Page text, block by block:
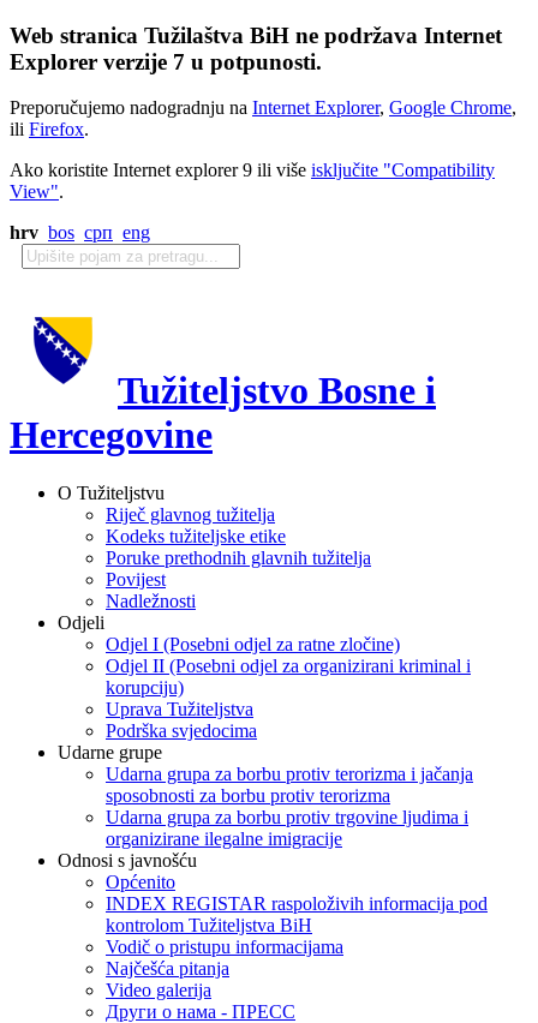
Web stranica Tužilaštva BiH ne podržava Internet
Explorer verzije 7 u potpunosti.
Preporučujemo nadogradnju na Internet Explorer, Google Chrome,
ili Firefox.
Ako koristite Internet explorer 9 ili više isključite "Compatibility
View".
hrv bos срп eng
Tužiteljstvo Bosne i
Hercegovine
O Tužiteljstvu
Riječ glavnog tužitelja
Kodeks tužiteljske etike
Poruke prethodnih glavnih tužitelja
Povijest
Nadležnosti
Odjeli
Odjel I (Posebni odjel za ratne zločine)
Odjel II (Posebni odjel za organizirani kriminal i
korupciju)
Uprava Tužiteljstva
Podrška svjedocima
Udarne grupe
Udarna grupa za borbu protiv terorizma i jačanja
sposobnosti za borbu protiv terorizma
Udarna grupa za borbu protiv trgovine ljudima i
organizirane ilegalne imigracije
Odnosi s javnošću
Općenito
INDEX REGISTAR raspoloživih informacija pod
kontrolom Tužiteljstva BiH
Vodič o pristupu informacijama
Najčešća pitanja
Video galerija
Други о нама - ПРЕСC